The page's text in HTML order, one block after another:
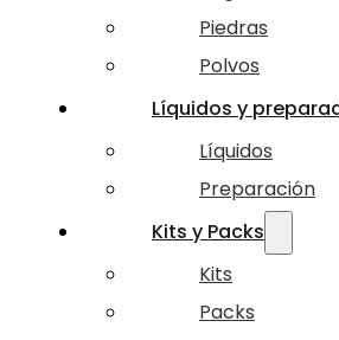
Piedras
Polvos
Líquidos y
Líquidos
Preparación
Kits y Packs
Kits
Packs